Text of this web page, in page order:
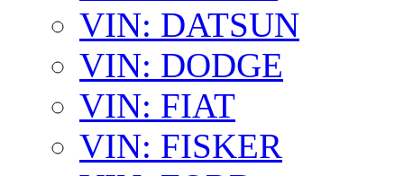
VIN: DATSUN
VIN: DODGE
VIN: FIAT
VIN: FISKER